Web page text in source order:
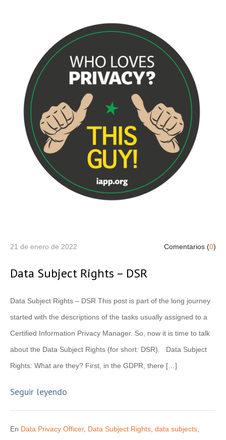
21 de enero de 2022 Comentarios (0)
Data Subject Rights – DSR
Data Subject Rights – DSR This post is part of the long journey
started with the descriptions of the tasks usually assigned to a
Certified Information Privacy Manager. So, now it is time to talk
about the Data Subject Rights (for short: DSR). Data Subject
Rights: What are they? First, in the GDPR, there […]
Seguir leyendo
En Data Privacy Officer, Data Subject Rights data subjects